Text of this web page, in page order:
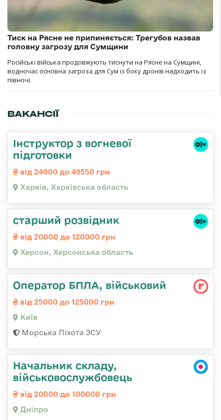
Тиск на Рясне не припиняється: Трегубов назвав
головну загрозу для Сумщини
Російські війська продовжують тиснути на Рясне на Сумщині,
водночас основна загроза для Сум із боку дронів надходить із
півночі.
ВАКАНСІЇ
Інструктор з вогневої
підготовки
від 24000 до 49550 грн
Харків, Харківська область
старший розвідник
від 20000 до 120000 грн
Херсон, Херсонська область
Оператор БПЛА, військовий
від 25000 до 125000 грн
Київ
Морська Піхота ЗСУ
Начальник складу,
військовослужбовець
від 20000 до 100000 грн
Дніпро